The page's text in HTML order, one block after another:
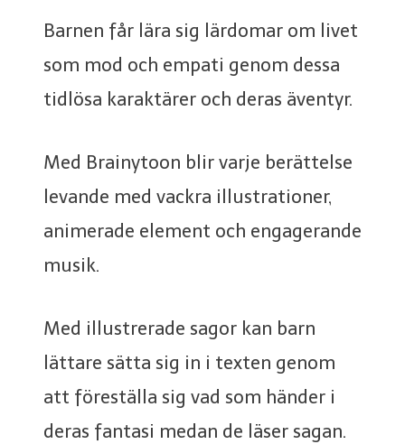
Barnen får lära sig lärdomar om livet
som mod och empati genom dessa
tidlösa karaktärer och deras äventyr.
Med Brainytoon blir varje berättelse
levande med vackra illustrationer,
animerade element och engagerande
musik.
Med illustrerade sagor kan barn
lättare sätta sig in i texten genom
att föreställa sig vad som händer i
deras fantasi medan de läser sagan.